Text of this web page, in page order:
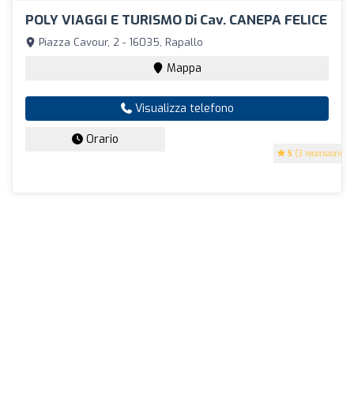
POLY VIAGGI E TURISMO Di Cav. CANEPA FELICE
5 (3 recensioni)
Piazza Cavour, 2 - 16035, Rapallo
Mappa
Visualizza telefono
Orario